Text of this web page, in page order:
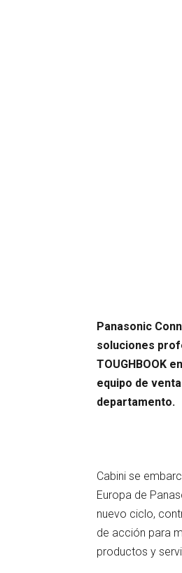
Panasonic
soluciones
TOUGHBOOK
equipo de
departamento.
Cabini se
Europa de
nuevo ciclo,
de acción para
productos y